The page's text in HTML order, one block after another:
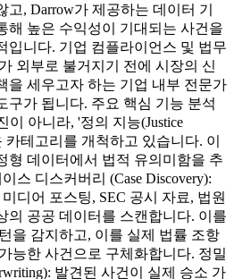
, Darrow가 제공하는 데이터 기
해 높은 수익성이 기대되는 사건을
입니다. 기업 컴플라이언스 및 법무
외부로 불거지기 전에 시장의 신
을 세우고자 하는 기업 내부 전문가
구가 됩니다. 주요 핵심 기능 분석
이 아니라, '정의 지능(Justice
카테고리를 개척하고 있습니다. 이
형 데이터에서 법적 유의미함을 추
스 디스커버리 (Case Discovery):
디어 포스팅, SEC 공시 자료, 법원
의 공공 데이터를 스캔합니다. 이를
을 감지하고, 이를 실제 법률 조항
능한 사건으로 구체화합니다. 정밀
발견된 사건이 실제 승소 가